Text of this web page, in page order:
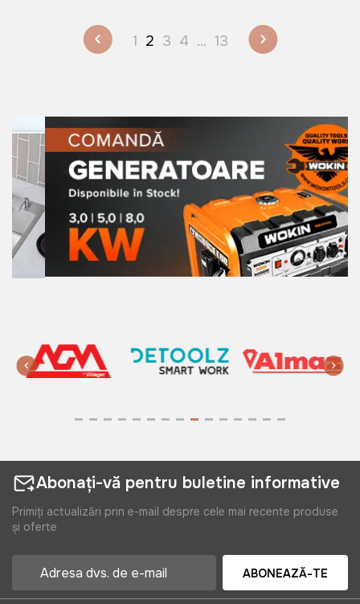
1 2 3 4 ... 13
Abonați-vă pentru buletine informative
Primiți actualizări prin e-mail despre cele mai recente produse
și oferte
ABONEAZĂ-TE